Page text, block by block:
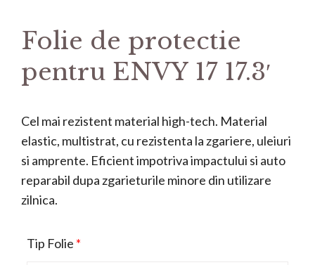
Folie de protectie
pentru ENVY 17 17.3′
Cel mai rezistent material high-tech. Material
elastic, multistrat, cu rezistenta la zgariere, uleiuri
si amprente. Eficient impotriva impactului si auto
reparabil dupa zgarieturile minore din utilizare
zilnica.
Tip Folie *